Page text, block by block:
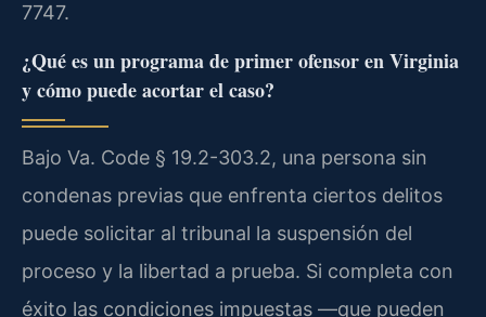
7747.
¿Qué es un programa de primer ofensor en Virginia
y cómo puede acortar el caso?
Bajo Va. Code § 19.2-303.2, una persona sin
condenas previas que enfrenta ciertos delitos
puede solicitar al tribunal la suspensión del
proceso y la libertad a prueba. Si completa con
éxito las condiciones impuestas —que pueden